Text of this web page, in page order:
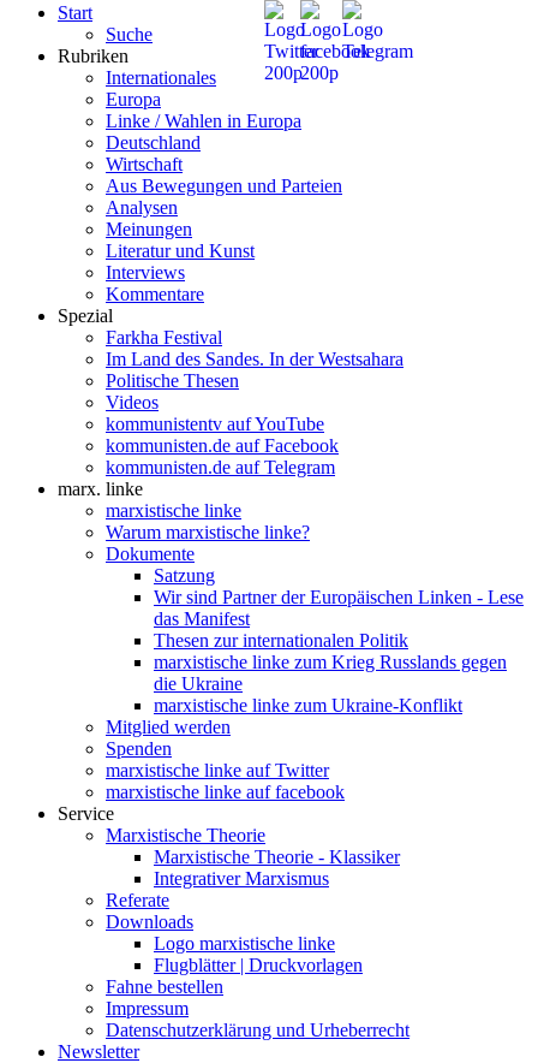
Start
Suche
Rubriken
Internationales
Europa
Linke / Wahlen in Europa
Deutschland
Wirtschaft
Aus Bewegungen und Parteien
Analysen
Meinungen
Literatur und Kunst
Interviews
Kommentare
Spezial
Farkha Festival
Im Land des Sandes. In der Westsahara
Politische Thesen
Videos
kommunistentv auf YouTube
kommunisten.de auf Facebook
kommunisten.de auf Telegram
marx. linke
marxistische linke
Warum marxistische linke?
Dokumente
Satzung
Wir sind Partner der Europäischen Linken - Lese
das Manifest
Thesen zur internationalen Politik
marxistische linke zum Krieg Russlands gegen
die Ukraine
marxistische linke zum Ukraine-Konflikt
Mitglied werden
Spenden
marxistische linke auf Twitter
marxistische linke auf facebook
Service
Marxistische Theorie
Marxistische Theorie - Klassiker
Integrativer Marxismus
Referate
Downloads
Logo marxistische linke
Flugblätter | Druckvorlagen
Fahne bestellen
Impressum
Datenschutzerklärung und Urheberrecht
Newsletter